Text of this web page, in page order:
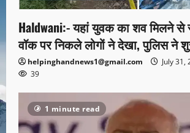
Haldwani:- यहां युवक का शव मिलने से
वॉक पर निकले लोगों ने देखा, पुलिस ने
helpinghandnews1@gmail.com July 31,
39
1 minute read